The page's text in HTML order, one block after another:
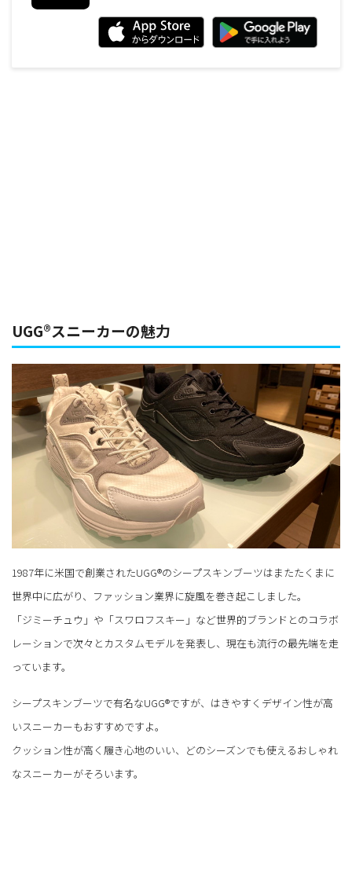
UGG®スニーカーの魅力
1987年に米国で創業されたUGG®のシープスキンブーツはまたたくまに
世界中に広がり、ファッション業界に旋風を巻き起こしました。
「ジミーチュウ」や「スワロフスキー」など世界的ブランドとのコラボ
レーションで次々とカスタムモデルを発表し、現在も流行の最先端を走
っています。
シープスキンブーツで有名なUGG®ですが、はきやすくデザイン性が高
いスニーカーもおすすめですよ。
クッション性が高く履き心地のいい、どのシーズンでも使えるおしゃれ
なスニーカーがそろいます。